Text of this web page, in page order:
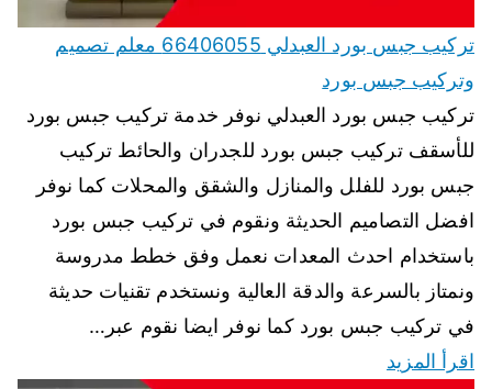
تركيب جبس بورد العبدلي 66406055 معلم تصميم
وتركيب جبس بورد
تركيب جبس بورد العبدلي نوفر خدمة تركيب جبس بورد
للأسقف تركيب جبس بورد للجدران والحائط تركيب
جبس بورد للفلل والمنازل والشقق والمحلات كما نوفر
افضل التصاميم الحديثة ونقوم في تركيب جبس بورد
باستخدام احدث المعدات نعمل وفق خطط مدروسة
ونمتاز بالسرعة والدقة العالية ونستخدم تقنيات حديثة
في تركيب جبس بورد كما نوفر ايضا نقوم عبر…
اقرأ المزيد